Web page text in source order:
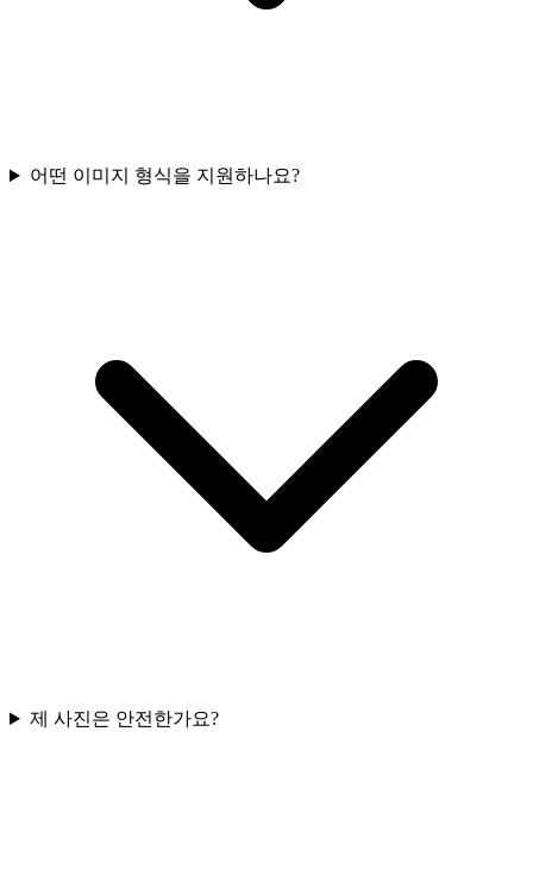
어떤 이미지 형식을 지원하나요?
제 사진은 안전한가요?